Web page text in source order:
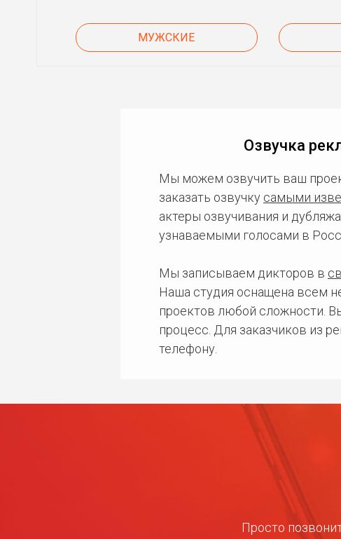
МУЖСКИЕ
Озвучка
Мы можем озвучить ваш
заказать озвучку самыми
актеры озвучивания и
узнаваемыми голосами в
Мы записываем дикторов в
Наша студия оснащена всем
проектов любой сложности.
процесс. Для заказчиков из
телефону.
Просто